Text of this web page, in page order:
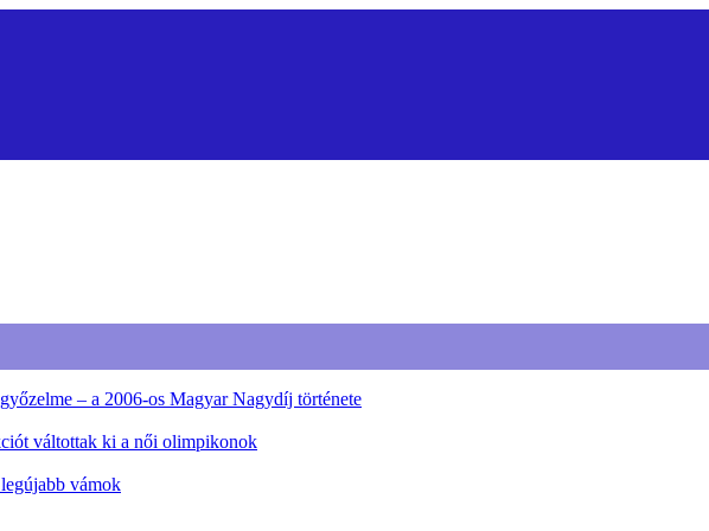
– a 2006-os Magyar Nagydíj története
váltottak ki a női olimpikonok
vámok